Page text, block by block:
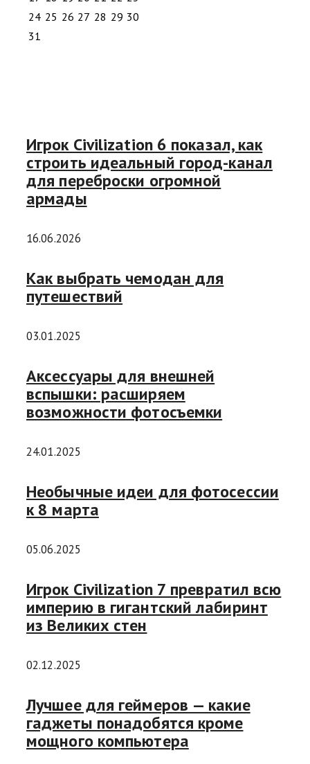
24 25 26 27 28 29 30
31
Игрок Civilization 6 показал, как
строить идеальный город-канал
для переброски огромной
армады
16.06.2026
Как выбрать чемодан для
путешествий
03.01.2025
Аксессуары для внешней
вспышки: расширяем
возможности фотосъемки
24.01.2025
Необычные идеи для фотосессии
к 8 марта
05.06.2025
Игрок Civilization 7 превратил всю
империю в гигантский лабиринт
из Великих стен
02.12.2025
Лучшее для геймеров — какие
гаджеты понадобятся кроме
мощного компьютера